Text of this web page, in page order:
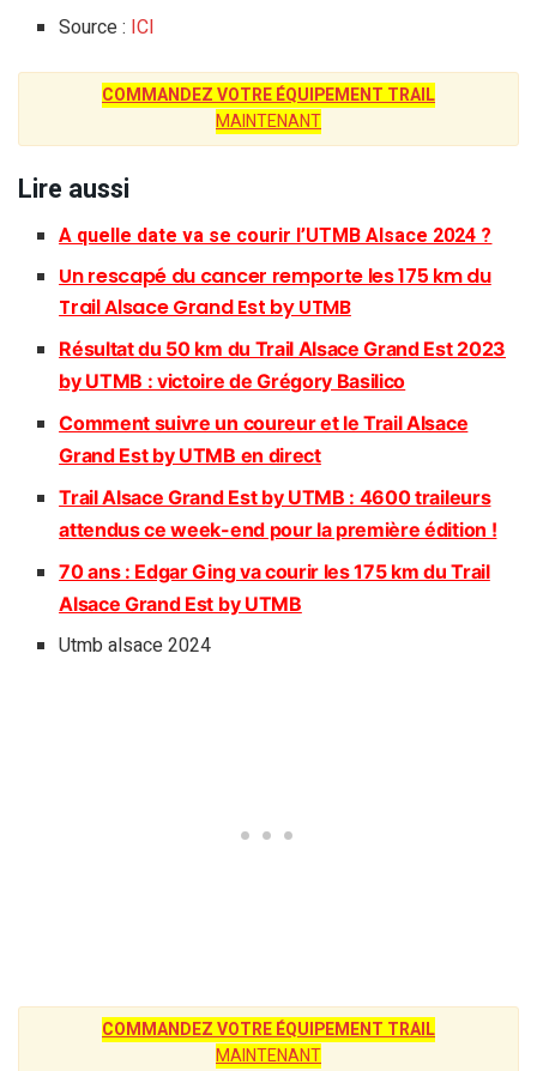
Source : ICI
COMMANDEZ VOTRE ÉQUIPEMENT TRAIL
MAINTENANT
Lire aussi
A quelle date va se courir l’UTMB Alsace 2024 ?
Un rescapé du cancer remporte les 175 km du
Trail Alsace Grand Est by UTMB
Résultat du 50 km du Trail Alsace Grand Est 2023
by UTMB : victoire de Grégory Basilico
Comment suivre un coureur et le Trail Alsace
Grand Est by UTMB en direct
Trail Alsace Grand Est by UTMB : 4600 traileurs
attendus ce week-end pour la première édition !
70 ans : Edgar Ging va courir les 175 km du Trail
Alsace Grand Est by UTMB
Utmb alsace 2024
COMMANDEZ VOTRE ÉQUIPEMENT TRAIL
MAINTENANT